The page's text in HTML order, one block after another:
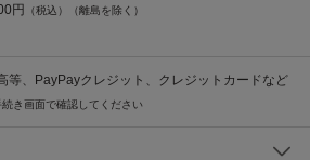
円 （税込）（離島を除く）
等、PayPayクレジット、クレジットカードなど
き画面で確認してください